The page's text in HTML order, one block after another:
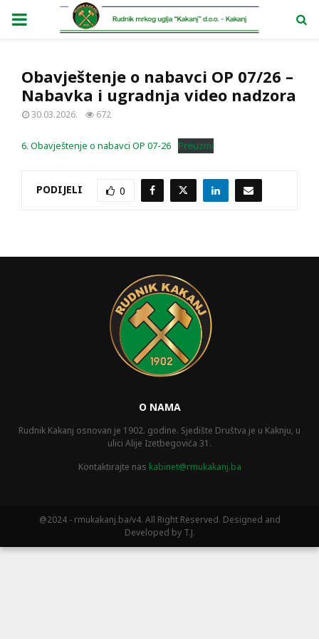
PRIMARY
Obavještenje o nabavci OP 07/26 –
Nabavka i ugradnja video nadzora
30.03.2026. 672
6. Obavještenje o nabavci OP 07-26 Preuzmi
PODIJELI 0
O NAMA
Rudnik Kakanj osnovan je 1902. godine. Sjedište Društva je u Kaknju, u
ulici Alije Izetbegovića 31.
Kontaktirajte nas kabinet@rmukakanj.ba
@2024 - rmukakanj.ba/v4. All Right Reserved. Designed and
Developed by T.J.